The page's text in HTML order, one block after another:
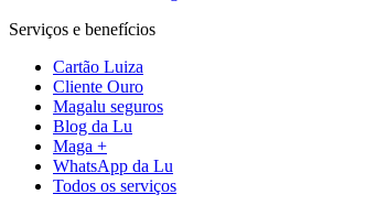
Serviços e benefícios
Cartão Luiza
Cliente Ouro
Magalu seguros
Blog da Lu
Maga +
WhatsApp da Lu
Todos os serviços